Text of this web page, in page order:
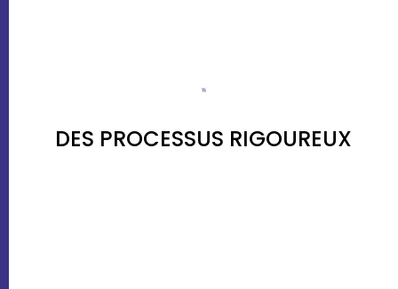
DES PROCESSUS RIGOUREUX